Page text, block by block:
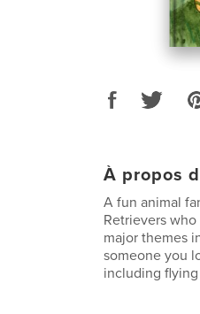
À propos
A fun animal
Retrievers
major themes
someone you
including